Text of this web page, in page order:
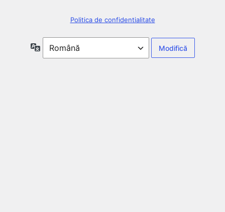
Politica de confidentialitate
Limbă